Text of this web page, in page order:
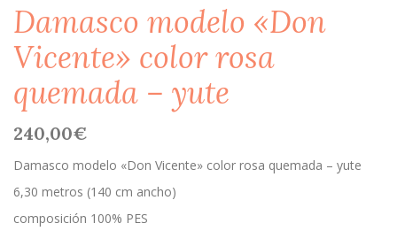
Damasco modelo «Don
Vicente» color rosa
quemada – yute
240,00€
Damasco modelo «Don Vicente» color rosa quemada – yute
6,30 metros (140 cm ancho)
composición 100% PES